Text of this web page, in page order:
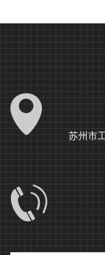
苏州市